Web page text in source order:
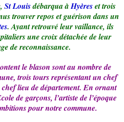
St Louisdébarqua àHyèreset trois
trouver repos et guérison dans un
. Ayant retrouvé leur vaillance, ils
une croix détachée de leur
de reconnaissance.
le blason sont au nombre de
trois tours représentant un chef
lieu de département. En ornant
de garçons, l’artiste de l’époque
pour notre commune.